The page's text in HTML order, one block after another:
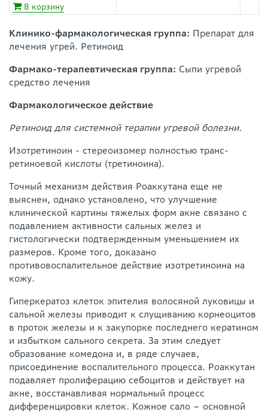
В корзину
Клинико-фармакологическая группа: Препарат для
лечения угрей. Ретиноид
Фармако-терапевтическая группа: Сыпи угревой
средство лечения
Фармакологическое действие
Ретиноид для системной терапии угревой болезни.
Изотретиноин - стереоизомер полностью транс-
ретиноевой кислоты (третиноина).
Точный механизм действия Роаккутана еще не
выяснен, однако установлено, что улучшение
клинической картины тяжелых форм акне связано с
подавлением активности сальных желез и
гистологически подтвержденным уменьшением их
размеров. Кроме того, доказано
противовоспалительное действие изотретиноина на
кожу.
Гиперкератоз клеток эпителия волосяной луковицы и
сальной железы приводит к слущиванию корнеоцитов
в проток железы и к закупорке последнего кератином
и избытком сального секрета. За этим следует
образование комедона и, в ряде случаев,
присоединение воспалительного процесса. Роаккутан
подавляет пролиферацию себоцитов и действует на
акне, восстанавливая нормальный процесс
дифференцировки клеток. Кожное сало – основной